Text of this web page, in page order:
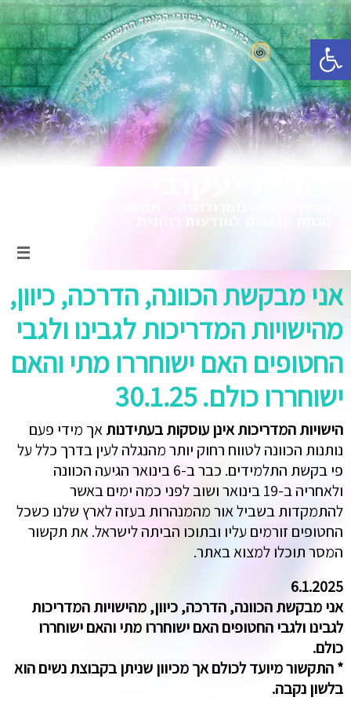
פתח סרגל נגישות
אני מבקשת הכוונה, הדרכה, כיוון,
מהישויות המדריכות לגבינו ולגבי
החטופים האם ישוחררו מתי והאם
ישוחררו כולם. 30.1.25
הישויות המדריכות אינן עוסקות בעתידנותאך מידי פעם
נותנות הכוונה לטווח רחוק יותר מהנגלה לעין בדרך כלל על
פי בקשת התלמידים. כבר ב-6 בינואר הגיעה הכוונה
ולאחריה ב-19 בינואר ושוב לפני כמה ימים באשר
להתמקדות בשביל אור מהמנהרות בעזה לארץ שלנו כשכל
החטופים זורמים עליו ובתוכו הביתה לישראל. את תקשור
המסר תוכלו למצוא באתר.
6.1.2025
אני מבקשת הכוונה, הדרכה, כיוון, מהישויות המדריכות
לגבינו ולגבי החטופים האם ישוחררו מתי והאם ישוחררו
כולם.
* התקשור מיועד לכולם אך מכיוון שניתן בקבוצת נשים הוא
בלשון נקבה.